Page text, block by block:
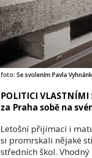
foto: Se svolením Pavla
POLITICI
za Praha sobě na
Letošní přijímací i
si promrskali nějaké
středních škol.